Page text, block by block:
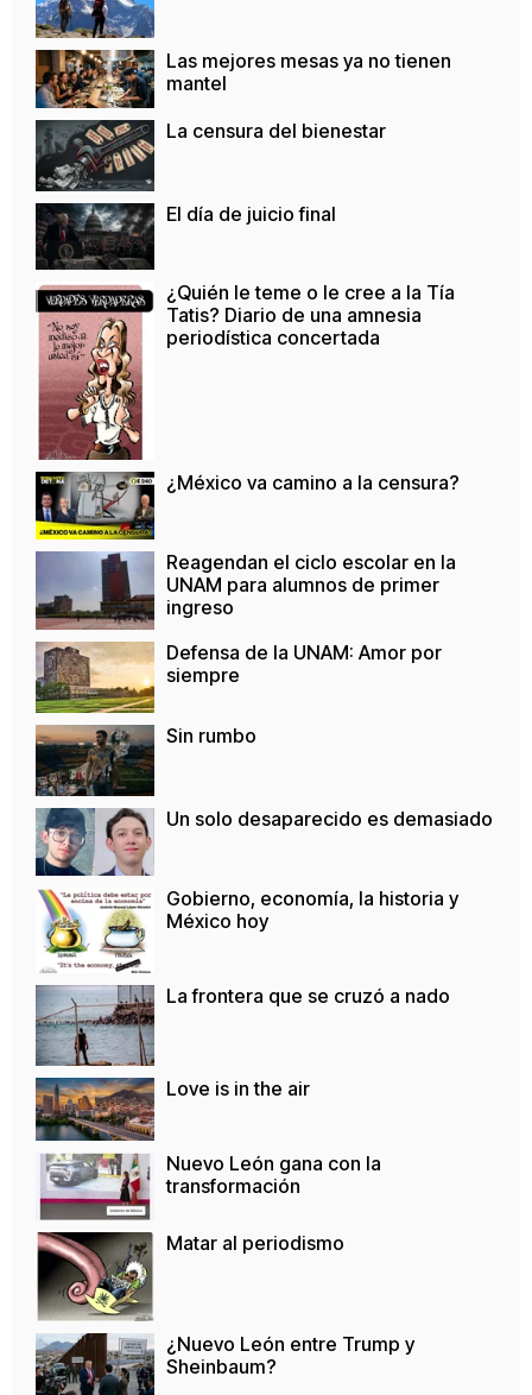
Las mejores mesas ya no tienen
mantel
La censura del bienestar
El día de juicio final
¿Quién le teme o le cree a la Tía
Tatis? Diario de una amnesia
periodística concertada
¿México va camino a la censura?
Reagendan el ciclo escolar en la
UNAM para alumnos de primer
ingreso
Defensa de la UNAM: Amor por
siempre
Sin rumbo
Un solo desaparecido es demasiado
Gobierno, economía, la historia y
México hoy
La frontera que se cruzó a nado
Love is in the air
Nuevo León gana con la
transformación
Matar al periodismo
¿Nuevo León entre Trump y
Sheinbaum?